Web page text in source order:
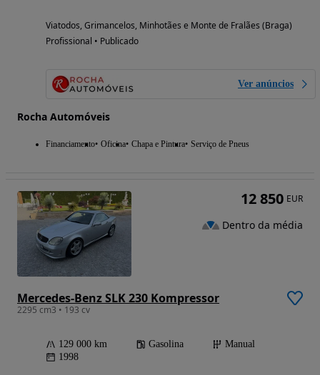
Viatodos, Grimancelos, Minhotães e Monte de Fralães (Braga)
Profissional • Publicado
Ver anúncios
Rocha Automóveis
Financiamento Oficina Chapa e Pintura Serviço de Pneus
Mercedes-Benz SLK 230 Kompressor
2295 cm3 • 193 cv
129 000 km Gasolina
Manual
1998
12 850 EUR
Dentro da média